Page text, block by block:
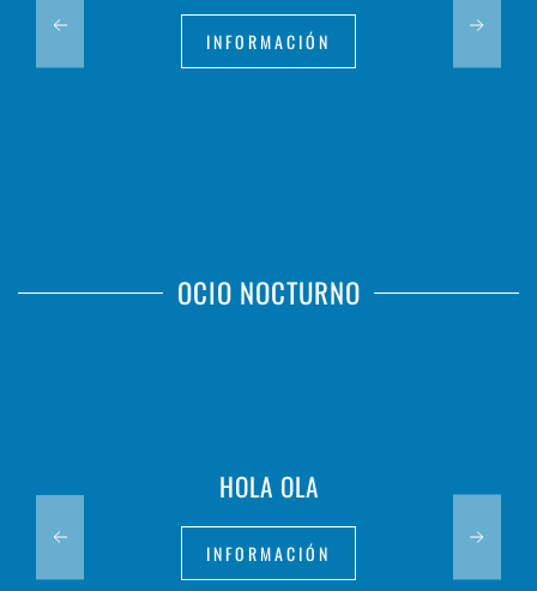
INFORMACIÓN
OCIO NOCTURNO
HOLA OLA
INFORMACIÓN